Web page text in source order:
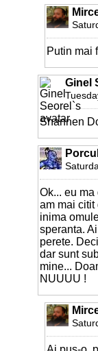
Putin mai
Ginel
Shannen
Ok... eu
am mai citit
inima
speranta.
perete.
dar sunt
mine...
NUUUU !